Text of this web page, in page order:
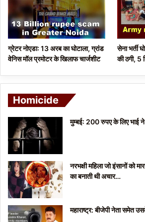
ग्रेटर नोएडा: 13 अरब का घोटाला, ग्रांड
वेनिस मॉल प्रमोटर के खिलाफ चार्जशीट
सेना भर्ती
की ठगी, 5
Homicide
मुम्बई: 200 रुपए के लिए भाई ने
नरभक्षी महिला जो इंसानों को
का बनाती थी अचार…
महाराष्ट्र: बीजेपी नेता समेत